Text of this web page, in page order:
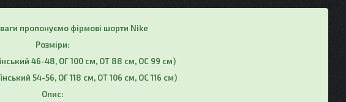
пропонуємо фірмові шорти Nike
Розміри:
46-48, ОГ 100 см, ОТ 88 см, ОС 99 см)
54-56, ОГ 118 см, ОТ 106 см, ОС 116 см)
Опис: